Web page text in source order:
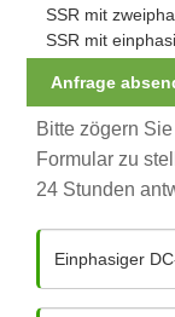
SSR mit
SSR mit
Anfrage
Bitte zögern
Formular zu
24 Stunden